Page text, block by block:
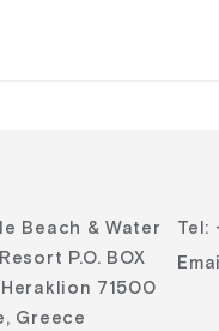
Beach & Water
P.O. BOX
Heraklion 71500
Greece
Tel :
Email